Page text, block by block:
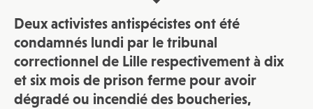
Deux activistes antispécistes ont été
condamnés lundi par le tribunal
correctionnel de Lille respectivement à dix
et six mois de prison ferme pour avoir
dégradé ou incendié des boucheries,